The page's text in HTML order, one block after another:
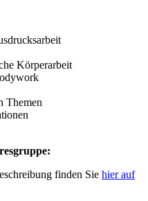
Körperarbeit
Themen
finden Sie hier auf